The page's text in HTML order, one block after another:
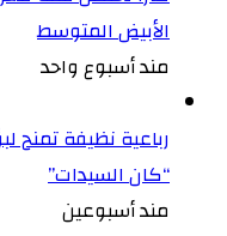
الأبيض المتوسط
مند أسبوع واحد
رباعية نظيفة تمنح
“كان السيدات”
مند أسبوعين